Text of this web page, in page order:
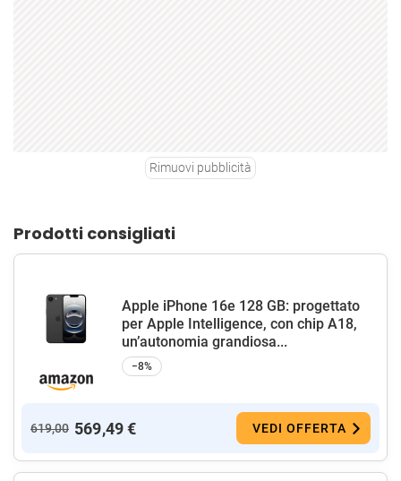
Rimuovi pubblicità
Prodotti consigliati
Apple iPhone 16e 128 GB: progettato
per Apple Intelligence, con chip A18,
un’autonomia grandiosa...
−8%
619,00 569,49 € VEDI OFFERTA